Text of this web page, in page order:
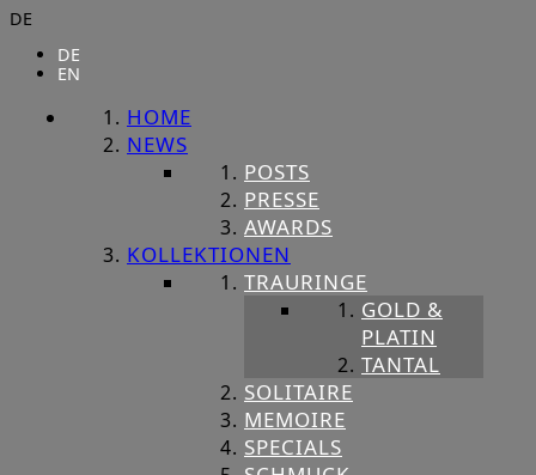
DE
DE
EN
HOME
NEWS
POSTS
PRESSE
AWARDS
KOLLEKTIONEN
TRAURINGE
GOLD &
PLATIN
TANTAL
SOLITAIRE
MEMOIRE
SPECIALS